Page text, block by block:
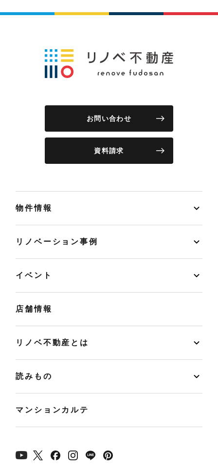
お問い合わせ
資料請求
物件情報
リノベーション事例
イベント
店舗情報
リノベ不動産とは
読みもの
マンションカルテ